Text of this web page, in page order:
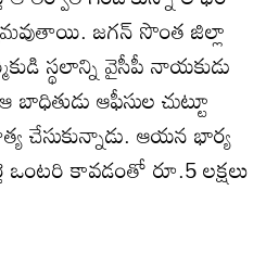
జగన్‌ సొంత జిల్లా
స్థలాన్ని వైసీపీ నాయకుడు
ఆఫీసుల చుట్టూ
చేసుకున్నాడు. ఆయన భార్య
కావడంతో రూ.5 లక్షలు